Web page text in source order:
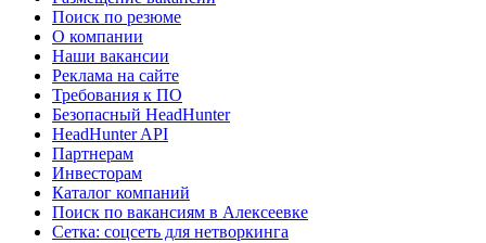
Поиск по резюме
О компании
Наши вакансии
Реклама на сайте
Требования к ПО
Безопасный HeadHunter
HeadHunter API
Партнерам
Инвесторам
Каталог компаний
Поиск по вакансиям в Алексеевке
Сетка: соцсеть для нетворкинга